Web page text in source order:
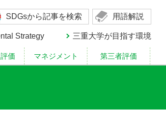
SDGsから記事を検索 用語解説
Strategy 三重大学が目指す環境